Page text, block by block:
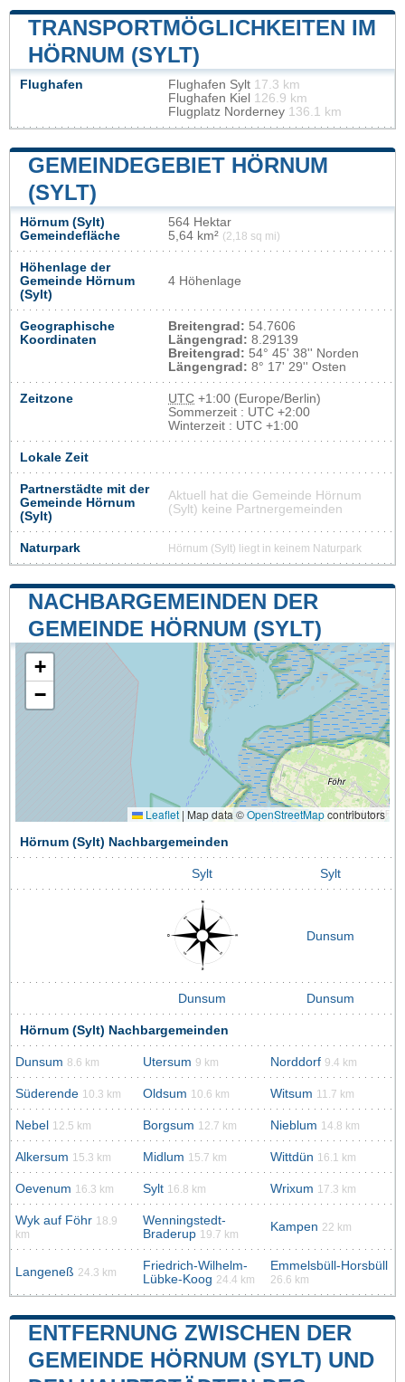
TRANSPORTMÖGLICHKEITEN IM
HÖRNUM (SYLT)
Flughafen Flughafen Sylt 17.3 km
Flughafen Kiel 126.9 km
Flugplatz Norderney 136.1 km
GEMEINDEGEBIET HÖRNUM
(SYLT)
Hörnum (Sylt)
Gemeindefläche
564 Hektar
5,64 km² (2,18 sq mi)
Höhenlage der
Gemeinde Hörnum
(Sylt)
4 Höhenlage
Geographische
Koordinaten
Breitengrad: 54.7606
Längengrad: 8.29139
Breitengrad: 54° 45' 38'' Norden
Längengrad: 8° 17' 29'' Osten
Zeitzone UTC +1:00 (Europe/Berlin)
Sommerzeit : UTC +2:00
Winterzeit : UTC +1:00
Lokale Zeit
Partnerstädte mit der
Gemeinde Hörnum
(Sylt)
Aktuell hat die Gemeinde Hörnum
(Sylt) keine Partnergemeinden
Naturpark Hörnum (Sylt) liegt in keinem Naturpark
NACHBARGEMEINDEN DER
GEMEINDE HÖRNUM (SYLT)
+
−
Leaflet | Map data ©OpenStreetMapcontributors
Hörnum (Sylt) Nachbargemeinden
Sylt Sylt
Dunsum
Dunsum Dunsum
Hörnum (Sylt) Nachbargemeinden
Dunsum 8.6 km Utersum 9 km Norddorf 9.4 km
Süderende 10.3 km Oldsum 10.6 km Witsum 11.7 km
Nebel 12.5 km Borgsum 12.7 km Nieblum 14.8 km
Alkersum 15.3 km Midlum 15.7 km Wittdün 16.1 km
Oevenum 16.3 km Sylt 16.8 km Wrixum 17.3 km
Wyk auf Föhr 18.9
km
Wenningstedt-
Braderup 19.7 km
Kampen 22 km
Langeneß 24.3 km
Friedrich-Wilhelm-
Lübke-Koog 24.4 km
Emmelsbüll-Horsbüll
26.6 km
ENTFERNUNG ZWISCHEN DER
GEMEINDE HÖRNUM (SYLT) UND